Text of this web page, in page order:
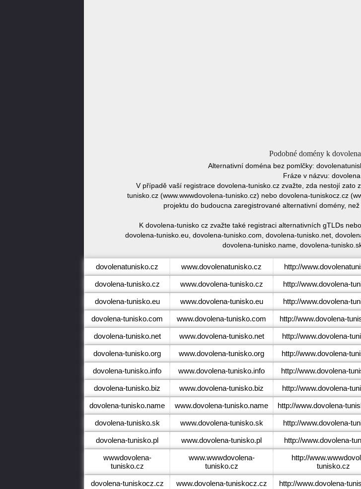
Podobné domény k
Alternativní doména bez pomlčky:
Fráze v názvu:
V případě vaší registrace dovolena-tunisko.cz zvažte, zda nestojí zato
tunisko.cz (www.wwwdovolena-tunisko.cz) nebo dovolena-tuniskocz.cz
projektu do budoucna zaregistrované alternativní domény,
K dovolena-tunisko cz zvažte také registraci alternativních gTLDs
dovolena-tunisko.eu, dovolena-tunisko.com, dovolena-tunisko.net,
dovolena-tunisko.name, dovolena-
dovolenatunisko.cz www.dovolenatunisko.cz http://
dovolena-tunisko.cz www.dovolena-tunisko.cz http://www.dovolena-
dovolena-tunisko.eu www.dovolena-tunisko.eu http://www.dovolena-
dovolena-tunisko.com www.dovolena-tunisko.com http://www.dovolena-
dovolena-tunisko.net www.dovolena-tunisko.net http://www.dovolena-
dovolena-tunisko.org www.dovolena-tunisko.org http://www.dovolena-
dovolena-tunisko.info www.dovolena-tunisko.info http://www.dovolena-
dovolena-tunisko.biz www.dovolena-tunisko.biz http://www.dovolena-
dovolena-tunisko.name www.dovolena-tunisko.name http://www.dovolena-
dovolena-tunisko.sk www.dovolena-tunisko.sk http://www.dovolena-
dovolena-tunisko.pl www.dovolena-tunisko.pl http://www.dovolena-
wwwdovolena-
tunisko.cz
www.wwwdovolena-
tunisko.cz
http://
tunisko.cz
dovolena-tuniskocz.cz www.dovolena-tuniskocz.cz http://www.dovolena-